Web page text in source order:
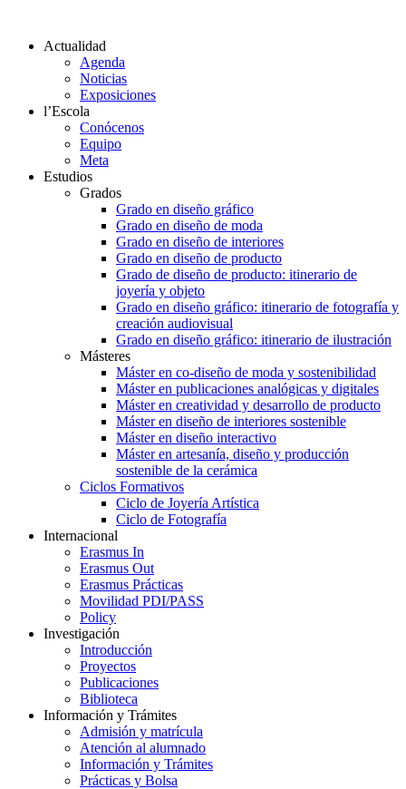
Actualidad
Agenda
Noticias
Exposiciones
l’Escola
Conócenos
Equipo
Meta
Estudios
Grados
Grado en diseño gráfico
Grado en diseño de moda
Grado en diseño de interiores
Grado en diseño de producto
Grado de diseño de producto: itinerario de
joyería y objeto
Grado en diseño gráfico: itinerario de fotografía y
creación audiovisual
Grado en diseño gráfico: itinerario de ilustración
Másteres
Máster en co-diseño de moda y sostenibilidad
Máster en publicaciones analógicas y digitales
Máster en creatividad y desarrollo de producto
Máster en diseño de interiores sostenible
Máster en diseño interactivo
Máster en artesanía, diseño y producción
sostenible de la cerámica
Ciclos Formativos
Ciclo de Joyería Artística
Ciclo de Fotografía
Internacional
Erasmus In
Erasmus Out
Erasmus Prácticas
Movilidad PDI/PASS
Policy
Investigación
Introducción
Proyectos
Publicaciones
Biblioteca
Información y Trámites
Admisión y matrícula
Atención al alumnado
Información y Trámites
Prácticas y Bolsa